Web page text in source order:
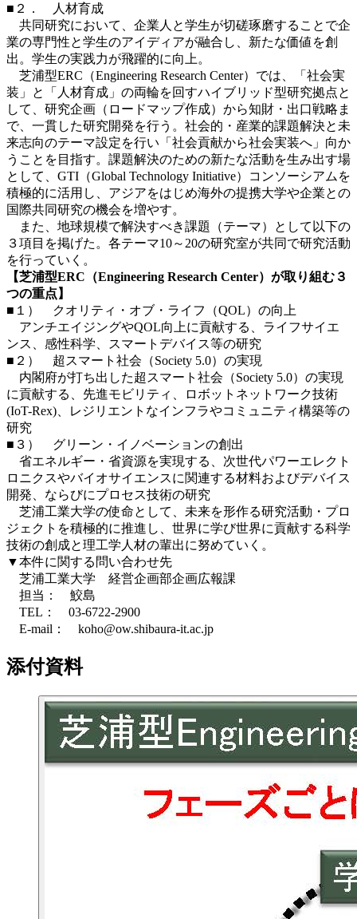
■２． 人材育成
共同研究において、企業人と学生が切磋琢磨することで企
業の専門性と学生のアイディアが融合し、新たな価値を創
出。学生の実践力が飛躍的に向上。
芝浦型ERC（Engineering Research Center）では、「社会実
装」と「人材育成」の両輪を回すハイブリッド型研究拠点と
して、研究企画（ロードマップ作成）から知財・出口戦略ま
で、一貫した研究開発を行う。社会的・産業的課題解決と未
来志向のテーマ設定を行い「社会貢献から社会実装へ」向か
うことを目指す。課題解決のための新たな活動を生み出す場
として、GTI（Global Technology Initiative）コンソーシアムを
積極的に活用し、アジアをはじめ海外の提携大学や企業との
国際共同研究の機会を増やす。
また、地球規模で解決すべき課題（テーマ）として以下の
３項目を掲げた。各テーマ10～20の研究室が共同で研究活動
を行っていく。
【芝浦型ERC（Engineering Research Center）が取り組む３
つの重点】
■１） クオリティ・オブ・ライフ（QOL）の向上
アンチエイジングやQOL向上に貢献する、ライフサイエ
ンス、感性科学、スマートデバイス等の研究
■２） 超スマート社会（Society 5.0）の実現
内閣府が打ち出した超スマート社会（Society 5.0）の実現
に貢献する、先進モビリティ、ロボットネットワーク技術
(IoT-Rex)、レジリエントなインフラやコミュニティ構築等の
研究
■３） グリーン・イノベーションの創出
省エネルギー・省資源を実現する、次世代パワーエレクト
ロニクスやバイオサイエンスに関連する材料およびデバイス
開発、ならびにプロセス技術の研究
芝浦工業大学の使命として、未来を形作る研究活動・プロ
ジェクトを積極的に推進し、世界に学び世界に貢献する科学
技術の創成と理工学人材の輩出に努めていく。
▼本件に関する問い合わせ先
芝浦工業大学 経営企画部企画広報課
担当： 鮫島
TEL： 03-6722-2900
E-mail： koho@ow.shibaura-it.ac.jp
添付資料